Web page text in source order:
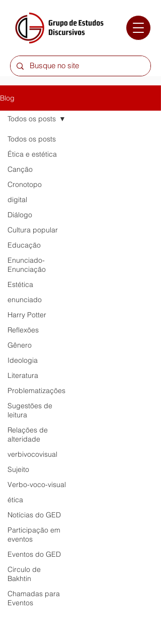
Blog
Todos os posts
Ética e estética
Canção
Cronotopo
digital
Diálogo
Cultura popular
Educação
Enunciado-
Enunciação
Estética
enunciado
Harry Potter
Reflexões
Gênero
Ideologia
Literatura
Problematizações
Sugestões de
leitura
Relações de
alteridade
verbivocovisual
Sujeito
Verbo-voco-visual
ética
Notícias do GED
Participação em
eventos
Eventos do GED
Circulo de
Bakhtin
Chamadas para
Eventos
Todos os posts